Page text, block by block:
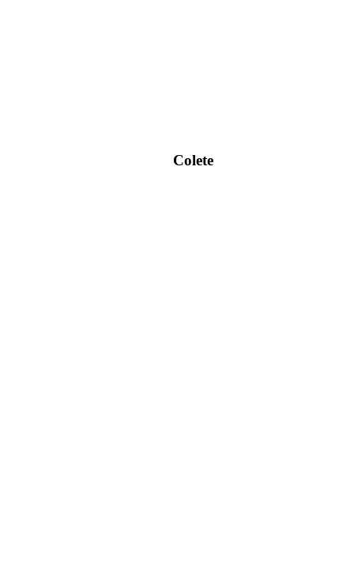
Colete